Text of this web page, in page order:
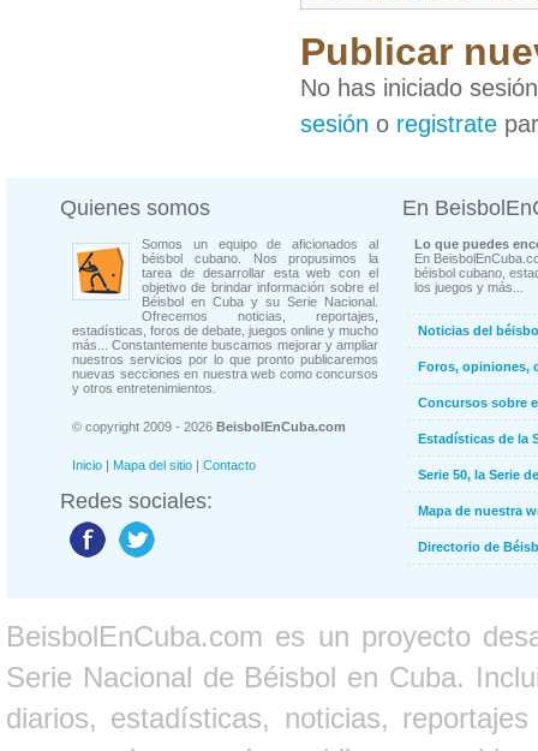
Publicar
No has iniciado
sesión o registrate
Quienes somos
Somos un equipo de aficionados al
béisbol cubano. Nos propusimos la
tarea de desarrollar esta web con el
objetivo de brindar información sobre el
Béisbol en Cuba y su Serie Nacional.
Ofrecemos noticias, reportajes,
estadísticas, foros de debate, juegos online y mucho
más... Constantemente buscamos mejorar y ampliar
nuestros servicios por lo que pronto publicaremos
nuevas secciones en nuestra web como concursos
y otros entretenimientos.
© copyright 2009 - 2026 BeisbolEnCuba.com
Inicio | Mapa del sitio | Contacto
Redes sociales:
En
Lo que puedes
En
béisbol cubano,
los juegos y más...
Noticias del
Foros, opiniones,
Concursos sobre
Estadísticas de la
Serie 50, la Serie
Mapa de nuestra
Directorio de
BeisbolEnCuba.com es un proyecto
Serie Nacional de Béisbol en Cuba.
diarios, estadísticas, noticias,